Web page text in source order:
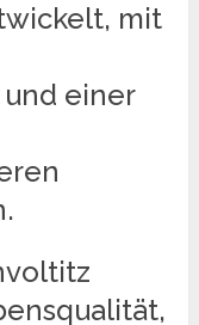
mit
einer